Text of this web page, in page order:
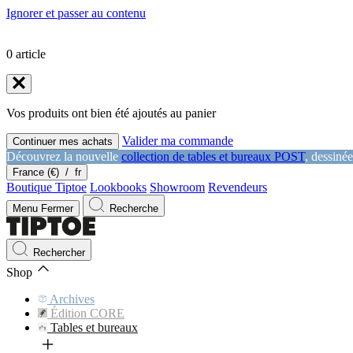
Ignorer et passer au contenu
0 article
Vos produits ont bien été ajoutés au panier
Continuer mes achats
Valider ma commande
Découvrez la nouvelle collection de tables et bureaux POST,
France (€) / fr
Boutique Tiptoe Lookbooks Showroom Revendeurs
Menu Fermer Recherche
Rechercher
Shop
Archives
Édition CORE
Tables et bureaux